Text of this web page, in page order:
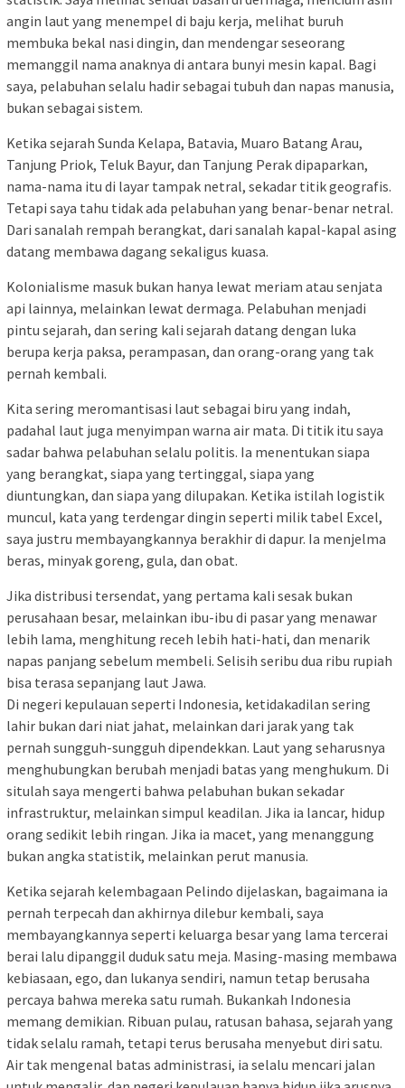
angin laut yang menempel di baju kerja, melihat buruh
membuka bekal nasi dingin, dan mendengar seseorang
memanggil nama anaknya di antara bunyi mesin kapal. Bagi
saya, pelabuhan selalu hadir sebagai tubuh dan napas manusia,
bukan sebagai sistem.
Ketika sejarah Sunda Kelapa, Batavia, Muaro Batang Arau,
Tanjung Priok, Teluk Bayur, dan Tanjung Perak dipaparkan,
nama-nama itu di layar tampak netral, sekadar titik geografis.
Tetapi saya tahu tidak ada pelabuhan yang benar-benar netral.
Dari sanalah rempah berangkat, dari sanalah kapal-kapal asing
datang membawa dagang sekaligus kuasa.
Kolonialisme masuk bukan hanya lewat meriam atau senjata
api lainnya, melainkan lewat dermaga. Pelabuhan menjadi
pintu sejarah, dan sering kali sejarah datang dengan luka
berupa kerja paksa, perampasan, dan orang-orang yang tak
pernah kembali.
Kita sering meromantisasi laut sebagai biru yang indah,
padahal laut juga menyimpan warna air mata. Di titik itu saya
sadar bahwa pelabuhan selalu politis. Ia menentukan siapa
yang berangkat, siapa yang tertinggal, siapa yang
diuntungkan, dan siapa yang dilupakan. Ketika istilah logistik
muncul, kata yang terdengar dingin seperti milik tabel Excel,
saya justru membayangkannya berakhir di dapur. Ia menjelma
beras, minyak goreng, gula, dan obat.
Jika distribusi tersendat, yang pertama kali sesak bukan
perusahaan besar, melainkan ibu-ibu di pasar yang menawar
lebih lama, menghitung receh lebih hati-hati, dan menarik
napas panjang sebelum membeli. Selisih seribu dua ribu rupiah
bisa terasa sepanjang laut Jawa.
Di negeri kepulauan seperti Indonesia, ketidakadilan sering
lahir bukan dari niat jahat, melainkan dari jarak yang tak
pernah sungguh-sungguh dipendekkan. Laut yang seharusnya
menghubungkan berubah menjadi batas yang menghukum. Di
situlah saya mengerti bahwa pelabuhan bukan sekadar
infrastruktur, melainkan simpul keadilan. Jika ia lancar, hidup
orang sedikit lebih ringan. Jika ia macet, yang menanggung
bukan angka statistik, melainkan perut manusia.
Ketika sejarah kelembagaan Pelindo dijelaskan, bagaimana ia
pernah terpecah dan akhirnya dilebur kembali, saya
membayangkannya seperti keluarga besar yang lama tercerai
berai lalu dipanggil duduk satu meja. Masing-masing membawa
kebiasaan, ego, dan lukanya sendiri, namun tetap berusaha
percaya bahwa mereka satu rumah. Bukankah Indonesia
memang demikian. Ribuan pulau, ratusan bahasa, sejarah yang
tidak selalu ramah, tetapi terus berusaha menyebut diri satu.
Air tak mengenal batas administrasi, ia selalu mencari jalan